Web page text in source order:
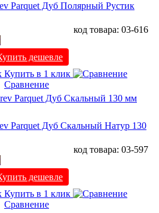
Parquet Дуб Полярный Рустик
код товара: 03-616
дешевле
Купить в 1 клик
Сравнение
Parquet Дуб Скальный Натур 130
код товара: 03-597
дешевле
Купить в 1 клик
Сравнение